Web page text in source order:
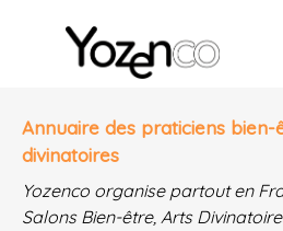
Yozenco - Organisateur
Annuaire des praticiens
divinatoires
Yozenco organise partout en
Salons Bien-être, Arts